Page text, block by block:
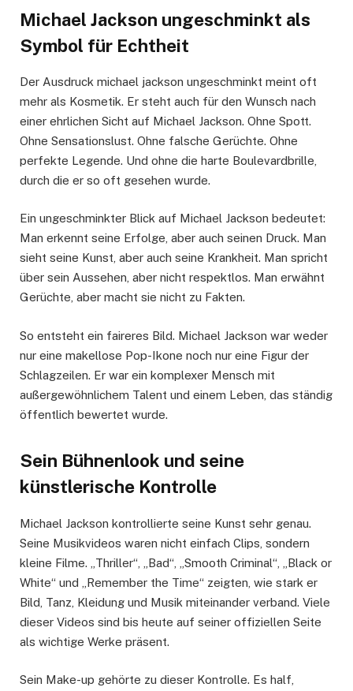
Michael Jackson ungeschminkt als
Symbol für Echtheit
Der Ausdruck michael jackson ungeschminkt meint oft
mehr als Kosmetik. Er steht auch für den Wunsch nach
einer ehrlichen Sicht auf Michael Jackson. Ohne Spott.
Ohne Sensationslust. Ohne falsche Gerüchte. Ohne
perfekte Legende. Und ohne die harte Boulevardbrille,
durch die er so oft gesehen wurde.
Ein ungeschminkter Blick auf Michael Jackson bedeutet:
Man erkennt seine Erfolge, aber auch seinen Druck. Man
sieht seine Kunst, aber auch seine Krankheit. Man spricht
über sein Aussehen, aber nicht respektlos. Man erwähnt
Gerüchte, aber macht sie nicht zu Fakten.
So entsteht ein faireres Bild. Michael Jackson war weder
nur eine makellose Pop-Ikone noch nur eine Figur der
Schlagzeilen. Er war ein komplexer Mensch mit
außergewöhnlichem Talent und einem Leben, das ständig
öffentlich bewertet wurde.
Sein Bühnenlook und seine
künstlerische Kontrolle
Michael Jackson kontrollierte seine Kunst sehr genau.
Seine Musikvideos waren nicht einfach Clips, sondern
kleine Filme. „Thriller“, „Bad“, „Smooth Criminal“, „Black or
White“ und „Remember the Time“ zeigten, wie stark er
Bild, Tanz, Kleidung und Musik miteinander verband. Viele
dieser Videos sind bis heute auf seiner offiziellen Seite
als wichtige Werke präsent.
Sein Make-up gehörte zu dieser Kontrolle. Es half,